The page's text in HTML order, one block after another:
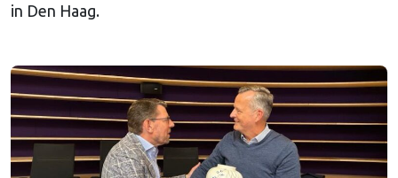
in Den Haag.